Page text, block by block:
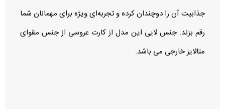
جذابیت آن را دوچندان کرده و تجربه‌ای ویژه برای مهمانان شما
رقم بزند. جنس لایی این مدل از کارت عروسی از جنس مقوای
متالایز خارجی می باشد.